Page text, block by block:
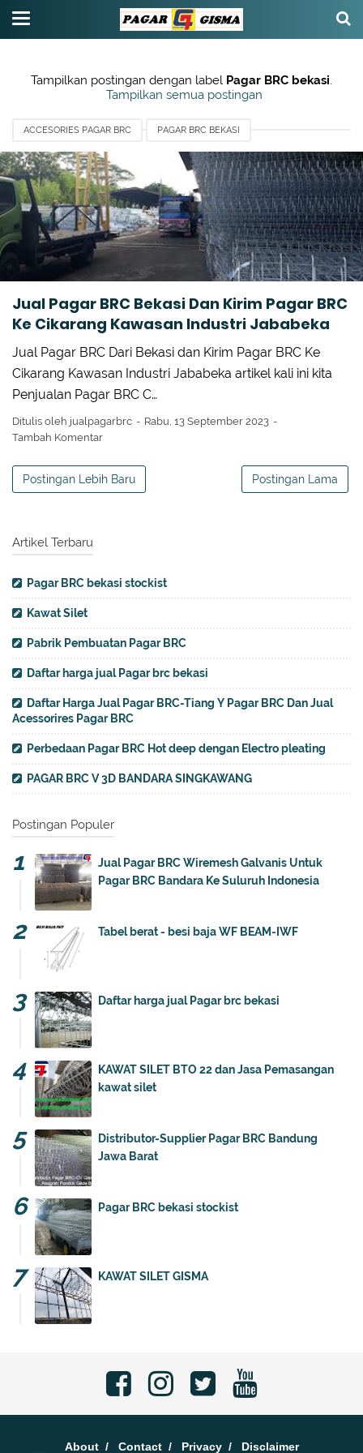
Tampilkan postingan dengan label Pagar BRC bekasi.
Tampilkan semua postingan
ACCESORIES PAGAR BRC PAGAR BRC BEKASI
PAGAR BRC GISMA TIANG PAGAR BRC
Jual Pagar BRC Bekasi Dan Kirim Pagar BRC
Ke Cikarang Kawasan Industri Jababeka
Jual Pagar BRC Dari Bekasi dan Kirim Pagar BRC Ke
Cikarang Kawasan Industri Jababeka artikel kali ini kita
Penjualan Pagar BRC C…
Ditulis oleh jualpagarbrc
Rabu, 13 September 2023
Tambah Komentar
Postingan Lebih Baru Postingan Lama
Artikel Terbaru
Pagar BRC bekasi stockist
Kawat Silet
Pabrik Pembuatan Pagar BRC
Daftar harga jual Pagar brc bekasi
Daftar Harga Jual Pagar BRC-Tiang Y Pagar BRC Dan Jual
Acessorires Pagar BRC
Perbedaan Pagar BRC Hot deep dengan Electro pleating
PAGAR BRC V 3D BANDARA SINGKAWANG
Postingan Populer
Jual Pagar BRC Wiremesh Galvanis Untuk
Pagar BRC Bandara Ke Suluruh Indonesia
Tabel berat - besi baja WF BEAM-IWF
Daftar harga jual Pagar brc bekasi
KAWAT SILET BTO 22 dan Jasa Pemasangan
kawat silet
Distributor-Supplier Pagar BRC Bandung
Jawa Barat
Pagar BRC bekasi stockist
KAWAT SILET GISMA
About Contact Privacy Disclaimer